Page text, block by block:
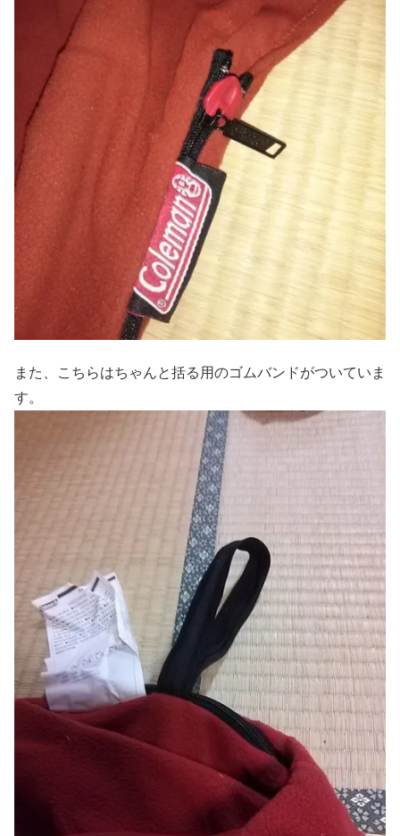
また、こちらはちゃんと括る用のゴムバンドがついていま
す。